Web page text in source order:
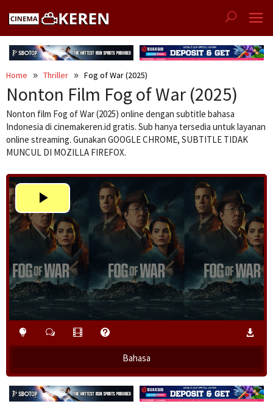
Home Thriller Fog of War (2025)
Nonton Film Fog of War (2025)
Nonton film Fog of War (2025) online dengan subtitle bahasa
Indonesia di cinemakeren.id gratis. Sub hanya tersedia untuk layanan
online streaming. Gunakan GOOGLE CHROME, SUBTITLE TIDAK
MUNCUL DI MOZILLA FIREFOX.
Play
Video
Bahasa